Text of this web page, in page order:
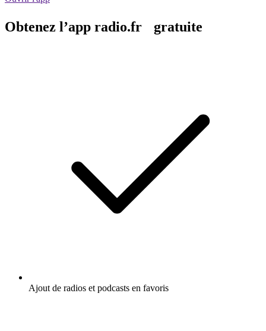
Obtenez l’app radio.fr gratuite
Ajout de radios et podcasts en favoris